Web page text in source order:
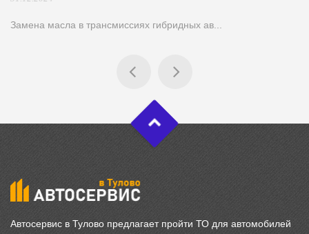
ав... Все современные автомобили
Автосервис в Тулово предлагает пройти ТО для автомобилей